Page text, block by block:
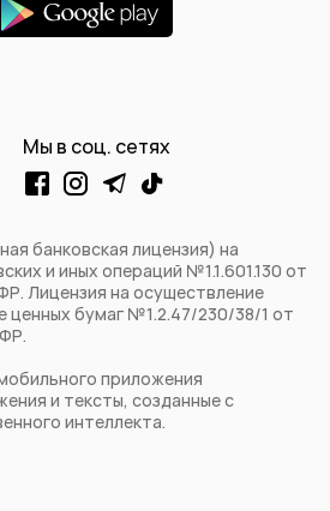
банковская лицензия) на
и иных операций №1.1.601.130 от
Лицензия на осуществление
ценных бумаг №1.2.47/230/38/1 от
приложения
и тексты, созданные с
интеллекта.
Мы в соц. сетях